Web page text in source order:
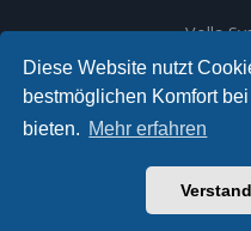
Diese Website nutzt
bestmöglichen Komfort
bieten. Mehr erfahren
Volla
Telefon:
E-Mail:
Ariki